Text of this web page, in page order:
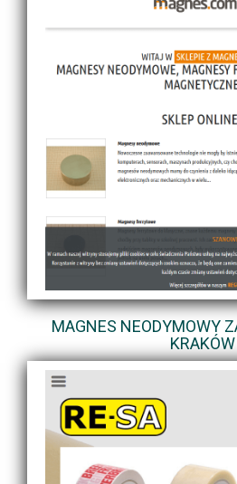
MAGNES NEODYMOWY
KRAKÓW